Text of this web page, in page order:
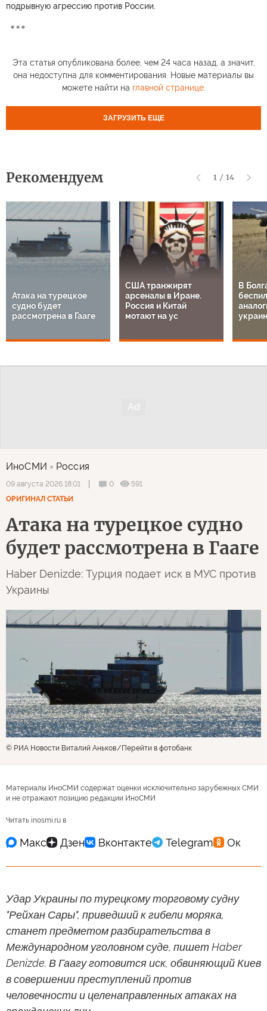
подрывную агрессию против России.
Эта статья опубликована более, чем 24 часа назад, а значит,
она недоступна для комментирования. Новые материалы вы
можете найти на главной странице.
ЗАГРУЗИТЬ ЕЩЕ
Рекомендуем 1 / 14
Атака на турецкое
судно будет
рассмотрена в Гааге
США транжирят
арсеналы в Иране.
Россия и Китай
мотают на ус
В
ИноСМИ Россия
09 августа 2026 18:01 0
591
ОРИГИНАЛ СТАТЬИ
Атака на турецкое судно
будет рассмотрена в Гааге
Haber Denizde: Турция подает иск в МУС против
Украины
© РИА Новости Виталий Аньков Перейти в фотобанк
Материалы ИноСМИ содержат оценки исключительно зарубежных СМИ
и не отражают позицию редакции ИноСМИ
Читать inosmi.ru в
Удар Украины по турецкому торговому судну
"Рейхан Сары", приведший к гибели моряка,
станет предметом разбирательства в
Международном уголовном суде, пишет Haber
Denizde. В Гаагу готовится иск, обвиняющий Киев
в совершении преступлений против
человечности и целенаправленных атаках на